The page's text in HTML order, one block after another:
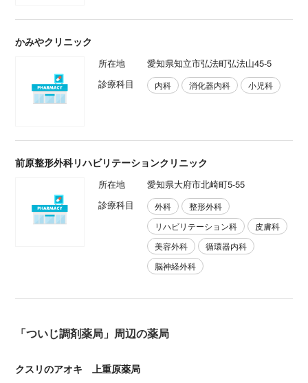
かみやクリニック
所在地
愛知県知立市弘法町弘法山45-5
診療科目
内科 消化器内科 小児科
前原整形外科リハビリテーションクリニック
所在地
愛知県大府市北崎町5-55
診療科目
外科
整形外科
リハビリテーション科
皮膚科
美容外科
循環器内科
脳神経外科
「ついじ調剤薬局」周辺の薬局
クスリのアオキ 上重原薬局